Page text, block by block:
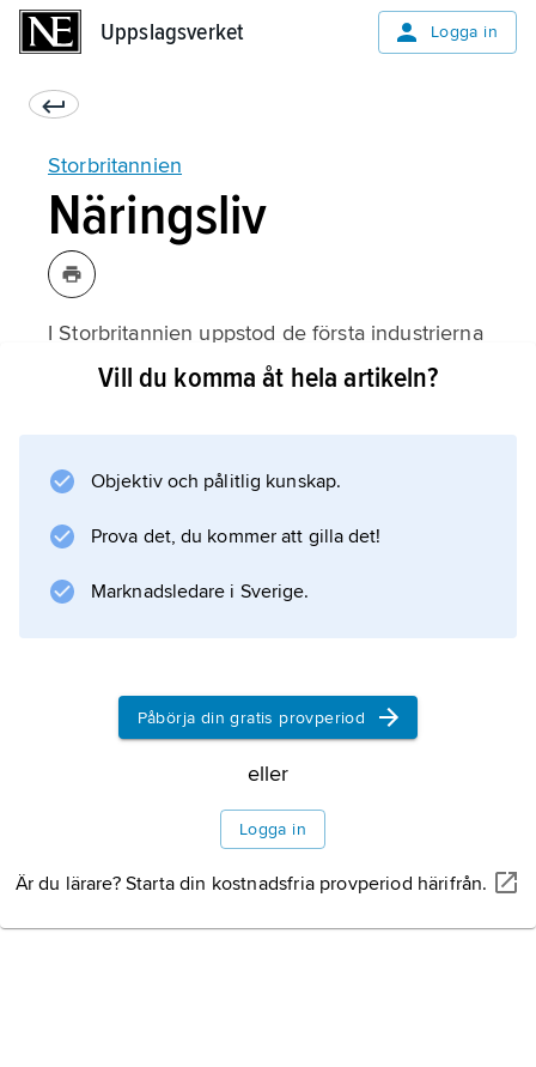
Uppslagsverket Logga in
Storbritannien
Näringsliv
I Storbritannien uppstod de första industrierna
i slutet av 1700-talet och flera stora
Storbritannien producerar mycket olja och
gas. Mycket av landets industri handlar om
och turism blivit allt viktigare
Information om artikeln
Vill du komma åt hela artikeln?
Objektiv och pålitlig kunskap.
Prova det, du kommer att gilla det!
Marknadsledare i Sverige.
Påbörja din gratis provperiod
eller
Logga in
Är du lärare? Starta din kostnadsfria provperiod härifrån.